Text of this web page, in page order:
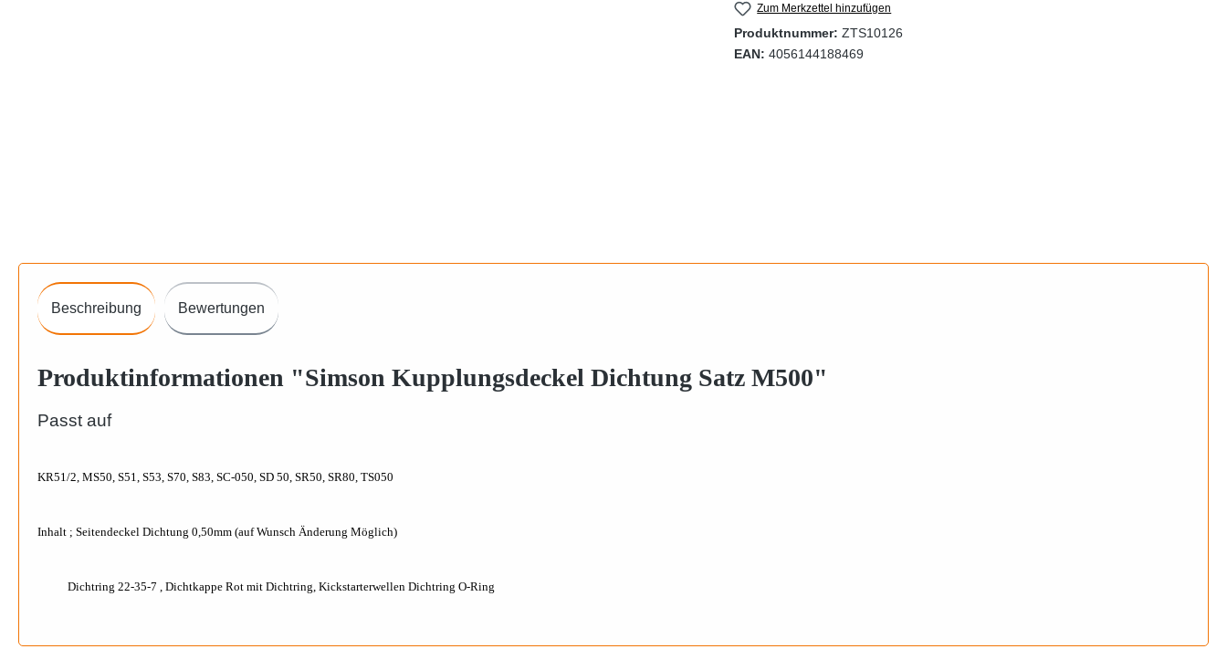
Zum Merkzettel hinzufügen
Produktnummer: ZTS10126
EAN: 4056144188469
Beschreibung Bewertungen
Produktinformationen "Simson Kupplungsdeckel Dichtung Satz M500"
Passt auf
KR51/2, MS50, S51, S53, S70, S83, SC-050, SD 50, SR50, SR80, TS050
Inhalt ; Seitendeckel Dichtung 0,50mm (auf Wunsch Änderung Möglich)
Dichtring 22-35-7 , Dichtkappe Rot mit Dichtring, Kickstarterwellen Dichtring O-Ring